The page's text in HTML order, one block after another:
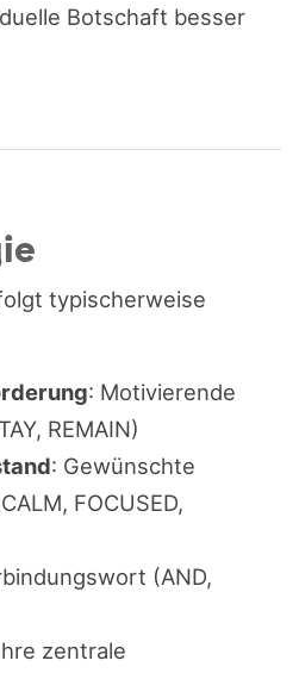
Botschaft besser
typischerweise
: Motivierende
REMAIN)
: Gewünschte
FOCUSED,
(AND,
zentrale